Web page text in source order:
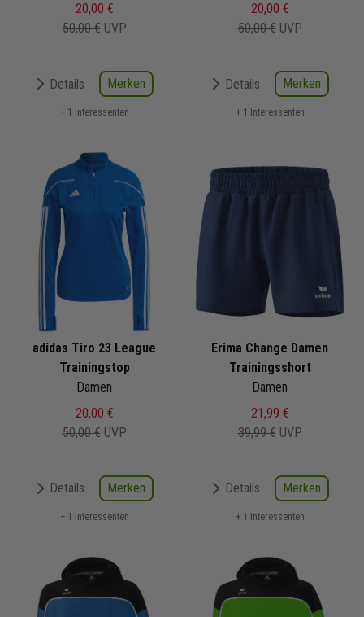
20,00 €
50,00 € UVP
Details Merken
+ 1 Interessenten
20,00 €
50,00 € UVP
Details Merken
+ 1 Interessenten
adidas Tiro 23 League
Trainingstop
Damen
20,00 €
50,00 € UVP
Details Merken
+ 1 Interessenten
Erima Change Damen
Trainingsshort
Damen
21,99 €
39,99 € UVP
Details Merken
+ 1 Interessenten